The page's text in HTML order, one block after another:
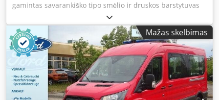
gamintas savarankiško tipo smėlio ir druskos barstytuvas
RPS-1500 yra idealus įrenginys, skirtas efektyviai barstyti
priešslydžio medžiagas keliuose ir šaligatviuose,
sumažinant rankinio darbo poreikį ir žymiai mažinant
nelaimingų atsitikimų ir sužalojimų riziką. Barstytuvas turi
1,5 m³ talpos bunkerį, su kuriuo integruotas grandininis
sraigtas ir diskas, skirtas medžiagoms barstyti. Dėl savo
savarankiško konstrukcijos ir kompaktiškų matmenų, jį
galima naudoti su bet kuria transporto priemone.
TECHNINĖS CHARAKTERISTIKOS: • Barstymo plotis,
Mažas skelbimas